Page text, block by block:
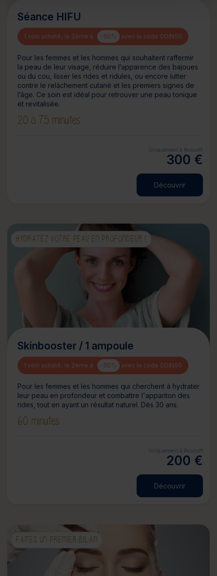
Séance HIFU
1 soin acheté, le 2ème à -50% avec le code SOIN50
Pour les femmes et les hommes qui souhaitent raffermir
la peau de leur visage, réduire l’apparence des bajoues
ou du cou, lisser les rides et ridules, ou encore lutter
contre le relâchement cutané et les premiers signes de
l’âge. Ce soin est idéal pour retrouver une peau tonique
et revitalisée.
20 à 75 minutes
Uniquement à Roscoff
300 €
Découvrir
HYDRATEZ VOTRE PEAU EN PROFONDEUR !
Skinbooster / 1 ampoule
1 soin acheté, le 2ème à -50% avec le code SOIN50
Pour les femmes et les hommes qui cherchent à hydrater
leur peau en profondeur et combattre l'appariton des
rides, tout en ayant un résultat naturel. Dès 30 ans.
60 minutes
Uniquement à Roscoff
200 €
Découvrir
FAITES UN PREMIER BILAN